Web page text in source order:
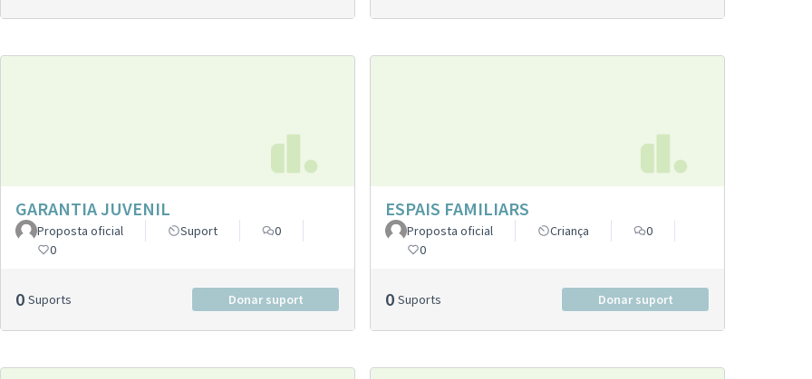
GARANTIA JUVENIL
Proposta oficial Suport
0
0
0 Suports Donar suport
ESPAIS FAMILIARS
Proposta oficial Criança
0
0
0 Suports Donar suport